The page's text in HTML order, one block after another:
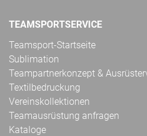
TEAMSPORTSERVICE
Teamsport-Startseite
Sublimation
Teampartnerkonzept &
Textilbedruckung
Vereinskollektionen
Teamausrüstung anfragen
Kataloge